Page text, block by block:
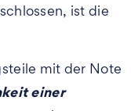
ist die
mit der Note
einer